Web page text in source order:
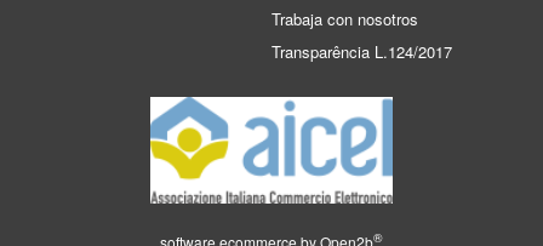
Trabaja con nosotros
Transparência L.124/2017
®